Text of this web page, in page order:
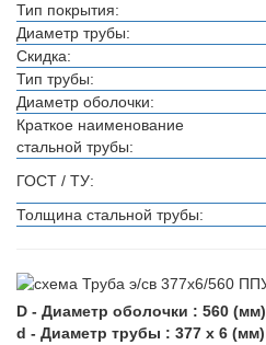
Тип покрытия:
Диаметр трубы:
Скидка:
Тип трубы:
Диаметр оболочки:
Краткое наименование
стальной трубы:
ГОСТ / ТУ:
Толщина стальной трубы:
D - Диаметр оболочки : 560 (мм)
d - Диаметр трубы : 377 х 6 (мм)